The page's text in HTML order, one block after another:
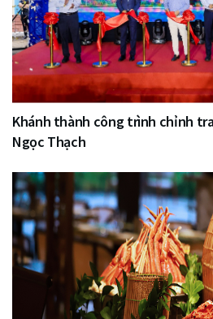
Khánh thành công trình chỉnh
Ngọc Thạch